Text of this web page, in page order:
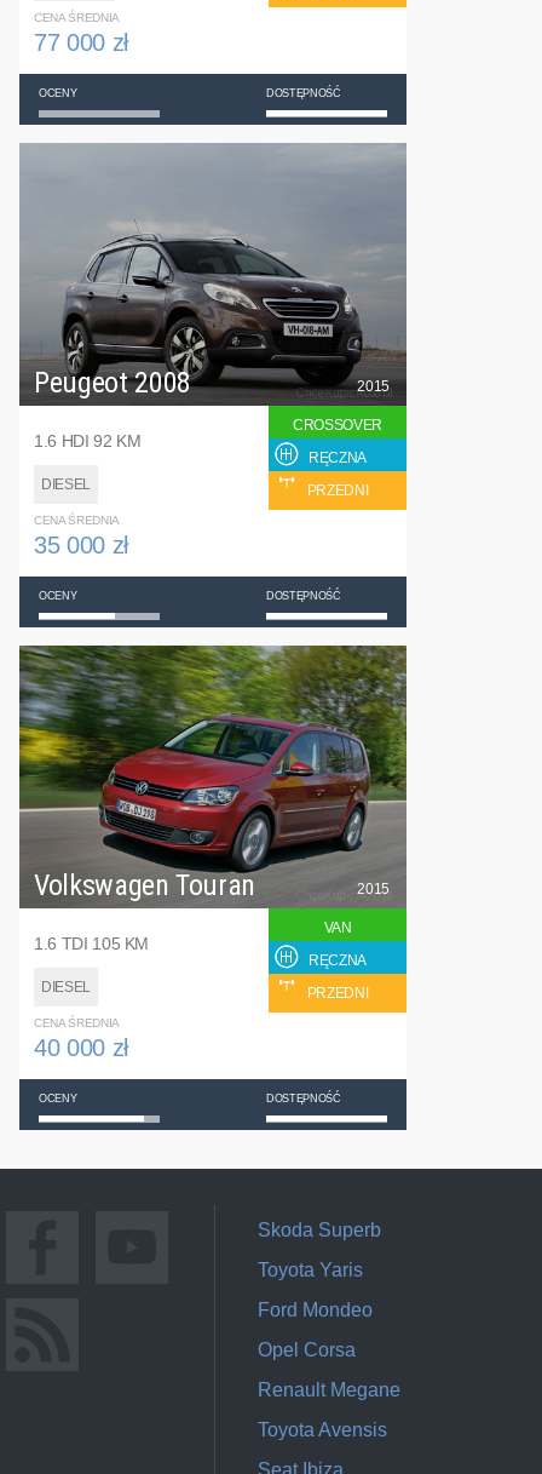
CENA ŚREDNIA
77 000 zł
OCENY DOSTĘPNOŚĆ
Peugeot 2008
1.6 HDI 92 KM
DIESEL
2015
CROSSOVER
RĘCZNA
PRZEDNI
CENA ŚREDNIA
35 000 zł
OCENY DOSTĘPNOŚĆ
Volkswagen Touran
1.6 TDI 105 KM
DIESEL
2015
VAN
RĘCZNA
PRZEDNI
CENA ŚREDNIA
40 000 zł
OCENY DOSTĘPNOŚĆ
Skoda Superb
Toyota Yaris
Ford Mondeo
Opel Corsa
Renault Megane
Toyota Avensis